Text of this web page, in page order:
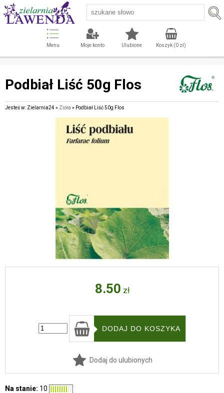
Menu Moje konto Ulubione Koszyk (0zł)
Podbiał Liść 50g Flos
Jesteś w: Zielarnia24 » Zioła » Podbiał Liść 50g Flos
8.50 zł
Dodaj do ulubionych
Na stanie: 10